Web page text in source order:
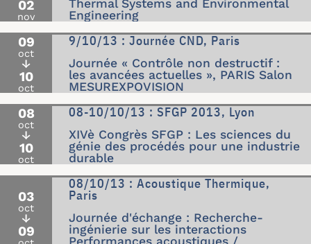
02
nov
Thermal Systems and Environmental
Engineering
09
oct
↓
10
oct
9/10/13 : Journée CND, Paris
Journée « Contrôle non destructif :
les avancées actuelles », PARIS Salon
MESUREXPOVISION
08
oct
↓
10
oct
08-10/10/13 : SFGP 2013, Lyon
XIVè Congrès SFGP : Les sciences du
génie des procédés pour une industrie
durable
03
oct
↓
09
08/10/13 : Acoustique Thermique,
Paris
Journée d'échange : Recherche-
ingénierie sur les interactions
Performances acoustiques /